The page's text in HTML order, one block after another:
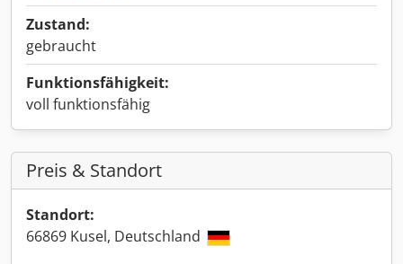
Zustand:
gebraucht
Funktionsfähigkeit:
voll funktionsfähig
Preis & Standort
Standort:
66869 Kusel, Deutschland